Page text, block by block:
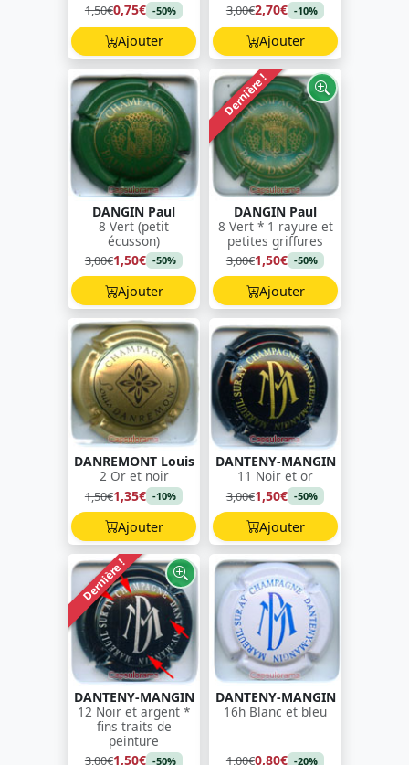
1,50€0,75€ -50%
Ajouter
3,00€2,70€ -10%
Ajouter
DANGIN Paul
8 Vert (petit
écusson)
3,00€1,50€ -50%
Ajouter
Dernière !
DANGIN Paul
8 Vert * 1 rayure et
petites griffures
3,00€1,50€ -50%
Ajouter
DANREMONT Louis
2 Or et noir
1,50€1,35€ -10%
Ajouter
DANTENY-MANGIN
11 Noir et or
3,00€1,50€ -50%
Ajouter
Dernière !
DANTENY-MANGIN
12 Noir et argent *
fins traits de
peinture
3,00€1,50€ -50%
DANTENY-MANGIN
16h Blanc et bleu
1,00€0,80€ -20%